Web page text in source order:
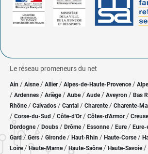
Le réseau promeneurs du net
Ain / Aisne/ Allier/ Alpes-de-Haute-Provence /
/ Ardennes / Ariège/ Aube/ Aude / Aveyron / Bas
Rhône/ Calvados / Cantal / Charente / Charente-
/ Corse-du-Sud / Côte-d'Or / Côtes-d'Armor/ Creuse
Dordogne/ Doubs / Drôme/ Essonne / Eure/
Gard/Gers / Gironde/ Haut-Rhin / Haute-Corse/
Loire/Haute-Marne/ Haute-Saône/ Haute-Savoie/